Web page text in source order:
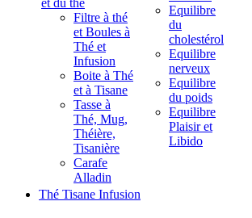
et du thé
Filtre à thé
et Boules à
Thé et
Infusion
Boite à Thé
et à Tisane
Tasse à
Thé, Mug,
Théière,
Tisanière
Carafe
Alladin
Equilibre
du
cholestérol
Equilibre
nerveux
Equilibre
du poids
Equilibre
Plaisir et
Libido
Thé Tisane Infusion